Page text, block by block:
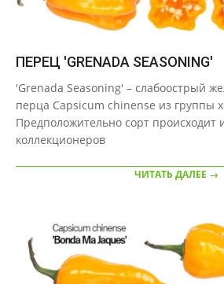
ПЕРЕЦ 'GRENADA SEASONING'
09-
24
'Grenada Seasoning' – слабоострый
перца Capsicum chinense из группы
Предположительно сорт происходит
коллекционеров
ЧИТАТЬ ДАЛЕЕ →